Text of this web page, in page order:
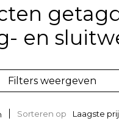
en
Filters weergeven
Sorteren op Laagste